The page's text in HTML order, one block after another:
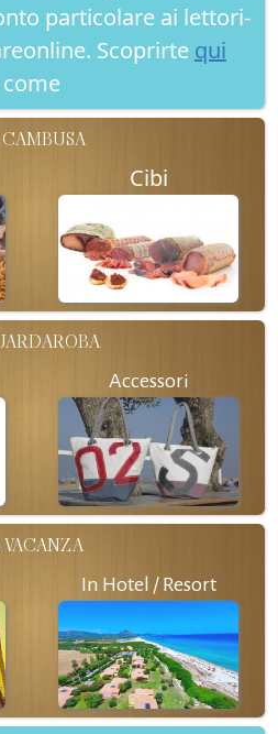
particolare ai lettori-
Scoprirte qui
come
Cibi
Accessori
VACANZA
In Hotel / Resort